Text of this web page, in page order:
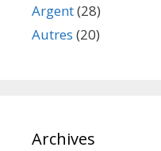
Argent(28)
Autres (20)
Archives